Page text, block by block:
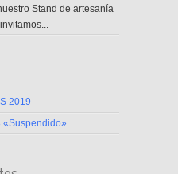
Stand de artesanía
2019
«Suspendido»